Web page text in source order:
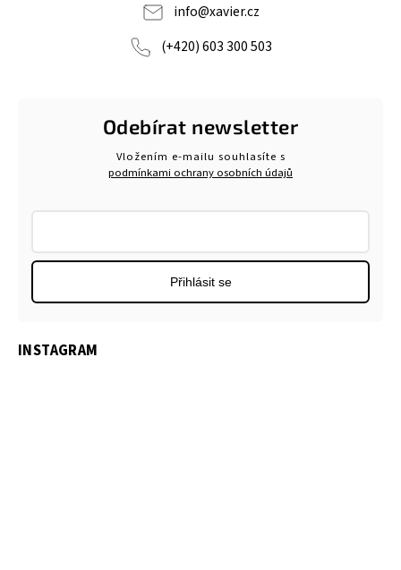
info@xavier.cz
(+420) 603 300 503
Odebírat newsletter
Vložením e-mailu souhlasíte s
podmínkami ochrany osobních údajů
Přihlásit se
INSTAGRAM